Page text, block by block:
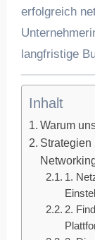
erfolgreich
langfristige
Inhalt
Warum
Strategien
1.
2.